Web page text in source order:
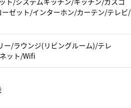
ゼット/インターホン/カーテン/テレビ/
/ラウンジ(リビングルーム)/テレ
ット/Wifi